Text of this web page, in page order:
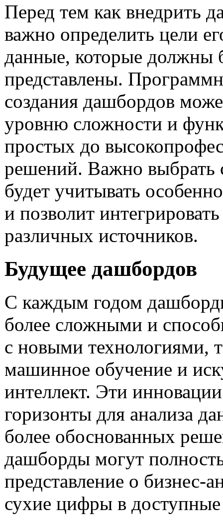
Перед тем как внедрить
важно определить цели
данные, которые должны
представлены.
создания дашбордов
уровню сложности и
простых до
решений. Важно выбрать
будет учитывать
и позволит
различных источников.
Будущее дашбордов
С каждым годом
более сложными и
с новыми технологиями,
машинное обучение и
интеллект. Эти
горизонты для анализа
более обоснованных
дашборды могут
представление о бизнес-
сухие цифры в